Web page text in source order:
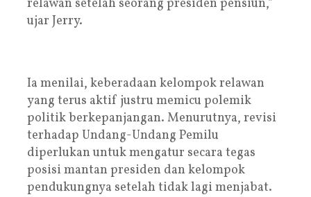
relawan setelah seorang presiden pensiun,”
ujar Jerry.
Ia menilai, keberadaan kelompok relawan
yang terus aktif justru memicu polemik
politik berkepanjangan. Menurutnya, revisi
terhadap Undang-Undang Pemilu
diperlukan untuk mengatur secara tegas
posisi mantan presiden dan kelompok
pendukungnya setelah tidak lagi menjabat.